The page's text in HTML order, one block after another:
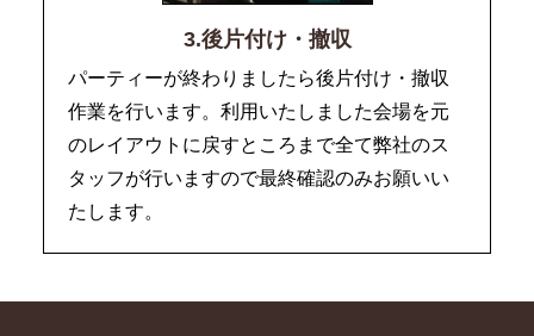
3.後片付け・撤収
パーティーが終わりましたら後片付け・撤収
作業を行います。利用いたしました会場を元
のレイアウトに戻すところまで全て弊社のス
タッフが行いますので最終確認のみお願いい
たします。